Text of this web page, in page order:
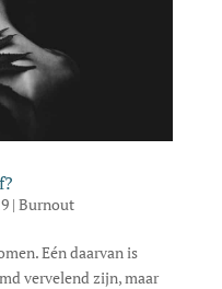
| Burnout
Eén daarvan is
vervelend zijn, maar